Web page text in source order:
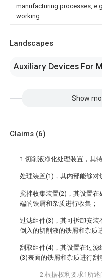
manufacturing processes,
working
Landscapes
Auxiliary Devices For
Show
Claims (6)
1.切削液净化处理装置，其
处理装置(1)，其内部能够对
搅拌收集装置(2)，其设置
端的铁屑和杂质进行收集；
过滤组件(3)，其可拆卸安
倒入的切削液的铁屑和杂质
刮取组件(4)，其设置在过
(3)表面的铁屑和杂质进行刮
2.根据权利要求1所